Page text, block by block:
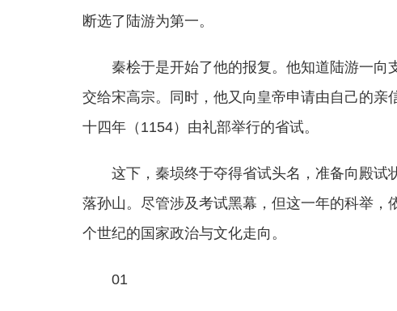
断选了陆游为第一。
秦桧于是开始了他的报复。他知道陆游一向
交给宋高宗。同时，他又向皇帝申请由自己的
十四年（1154）由礼部举行的省试。
这下，秦埙终于夺得省试头名，准备向殿试
落孙山。尽管涉及考试黑幕，但这一年的科举
个世纪的国家政治与文化走向。
01